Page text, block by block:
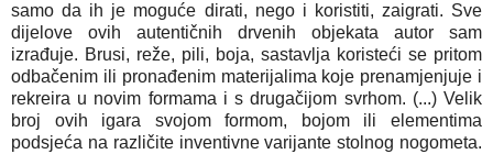
samo da ih je moguće dirati, nego i koristiti, zaigrati. Sve
dijelove ovih autentičnih drvenih objekata autor sam
izrađuje. Brusi, reže, pili, boja, sastavlja koristeći se pritom
odbačenim ili pronađenim materijalima koje prenamjenjuje i
rekreira u novim formama i s drugačijom svrhom. (...) Velik
broj ovih igara svojom formom, bojom ili elementima
podsjeća na različite inventivne varijante stolnog nogometa.